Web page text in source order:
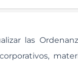
las